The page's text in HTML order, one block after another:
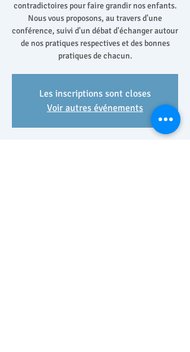
contradictoires pour faire grandir nos enfants.
Nous vous proposons, au travers d'une
conférence, suivi d'un débat d'échanger autour
de nos pratiques respectives et des bonnes
pratiques de chacun.
Les inscriptions sont closes
Voir autres événements